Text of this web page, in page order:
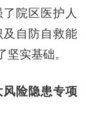
院区医护人
及自防自救能
实基础。
险隐患专项